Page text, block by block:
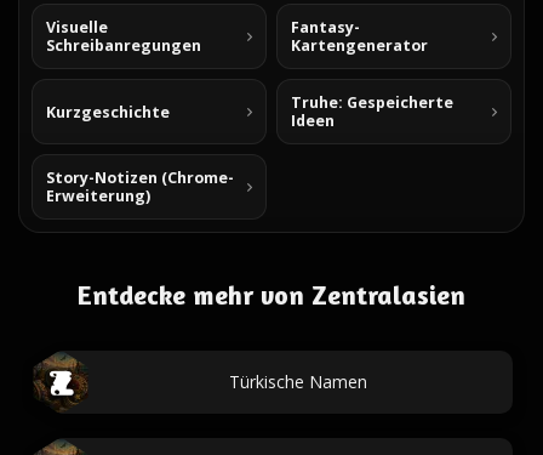
Visuelle
Schreibanregungen
Fantasy-
Kartengenerator
Kurzgeschichte
Truhe: Gespeicherte
Ideen
Story-Notizen (Chrome-
Erweiterung)
Entdecke mehr von Zentralasien
Türkische Namen